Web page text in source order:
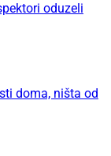
oduzeli
doma, ništa od